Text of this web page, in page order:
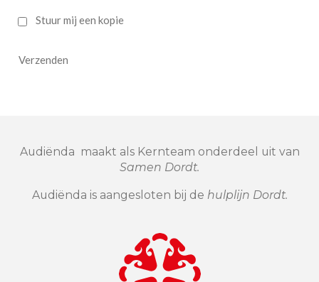
Stuur mij een kopie
Verzenden
Audiënda maakt als Kernteam onderdeel uit van
Samen Dordt.
Audiënda is aangesloten bij de hulplijn Dordt.